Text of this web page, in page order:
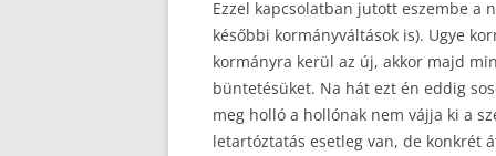
Ezzel kapcsolatban jutott eszembe a
későbbi kormányváltások is). Ugye
kormányra kerül az új, akkor majd
büntetésüket. Na hát ezt én eddig
meg holló a hollónak nem vájja ki a
letartóztatás esetleg van, de konkrét